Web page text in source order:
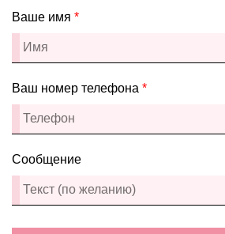
Ваше имя *
Ваш номер телефона *
Сообщение